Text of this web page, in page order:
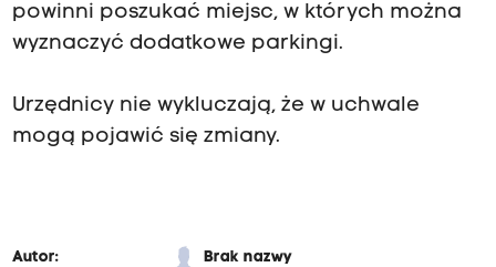
powinni poszukać miejsc, w których można
wyznaczyć dodatkowe parkingi.
Urzędnicy nie wykluczają, że w uchwale
mogą pojawić się zmiany.
Autor:
Brak nazwy